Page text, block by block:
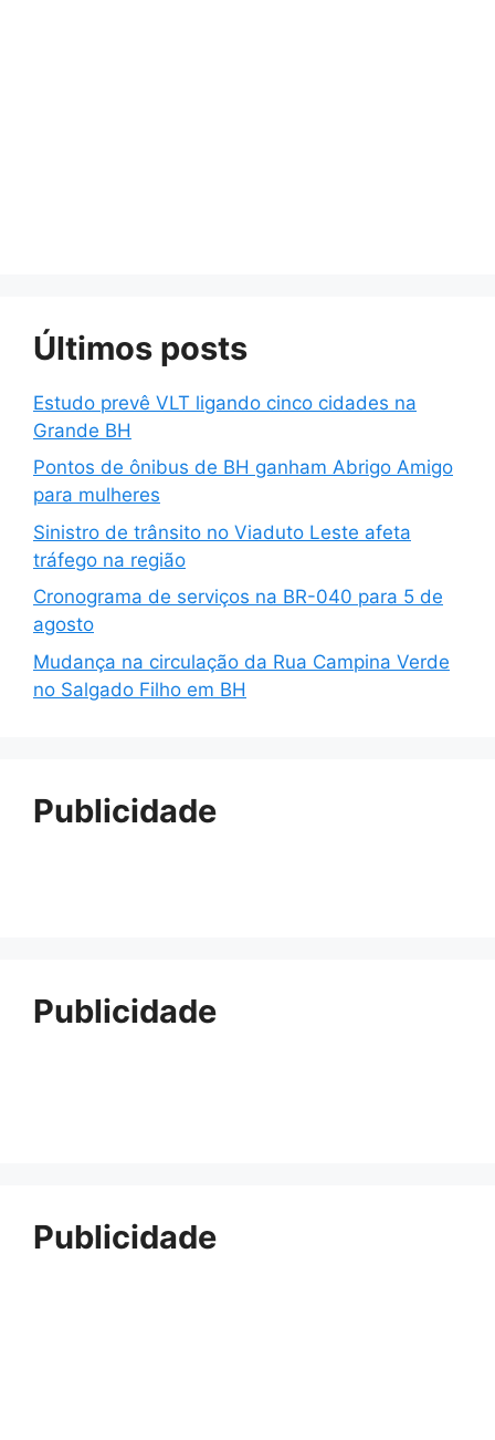
Últimos posts
Estudo prevê VLT ligando cinco cidades na
Grande BH
Pontos de ônibus de BH ganham Abrigo Amigo
para mulheres
Sinistro de trânsito no Viaduto Leste afeta
tráfego na região
Cronograma de serviços na BR-040 para 5 de
agosto
Mudança na circulação da Rua Campina Verde
no Salgado Filho em BH
Publicidade
Publicidade
Publicidade